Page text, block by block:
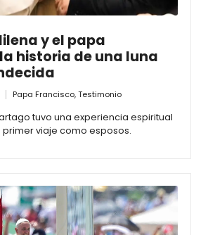
y el papa
historia de una luna
Papa Francisco,Testimonio
tuvo una experiencia espiritual
primer viaje como esposos.